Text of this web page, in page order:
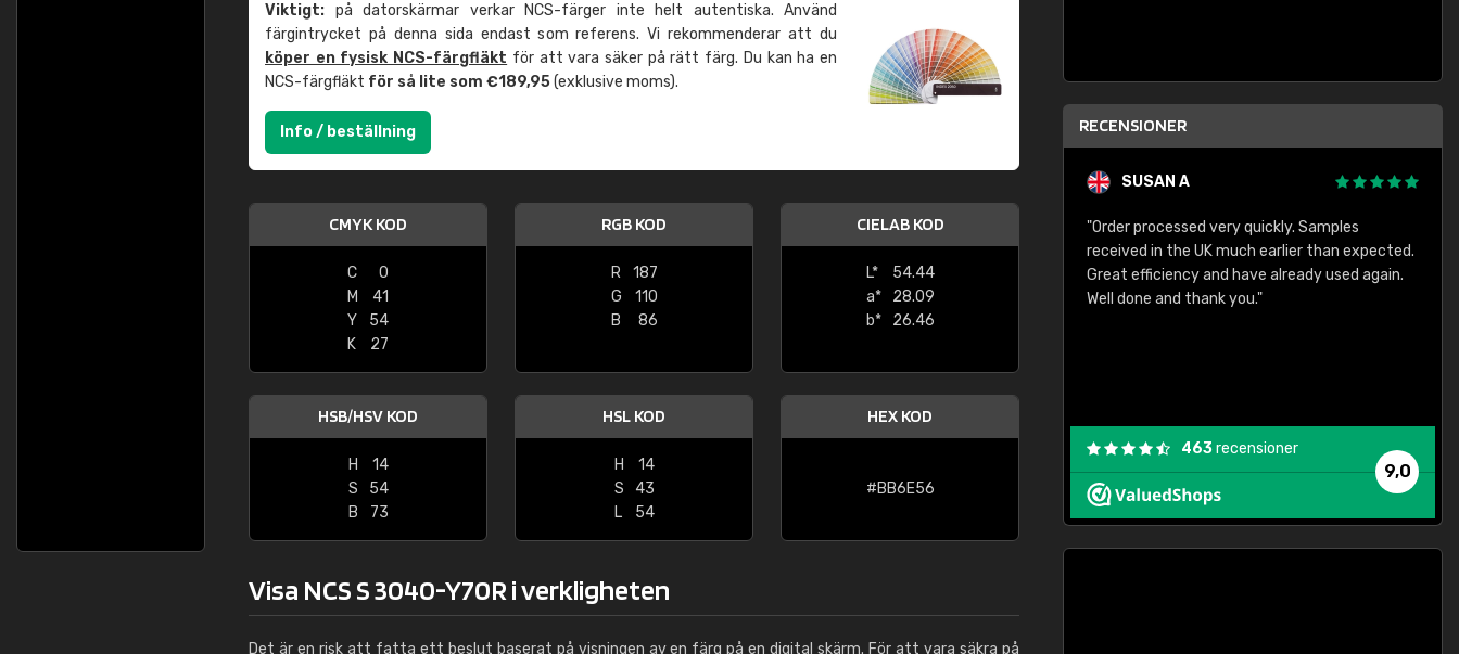
Viktigt: på datorskärmar verkar NCS-färger inte helt autentiska. Använd
färgintrycket på denna sida endast som referens. Vi rekommenderar att du
köper en fysisk NCS-färgfläkt för att vara säker på rätt färg. Du kan ha en
NCS-färgfläkt för så lite som €189,95(exklusive moms).
Info / beställning
CMYK KOD
C
0
M
41
Y
54
K
27
RGB KOD
R
187
G
110
B
86
CIELAB KOD
L*
54.44
a*
28.09
b*
26.46
HSB/HSV KOD
H
14
S
54
B
73
HSL KOD
H
14
S
43
L
54
HEX KOD
#BB6E56
Visa NCS S 3040-Y70R i verkligheten
Det är en risk att fatta ett beslut baserat på visningen av en färg på en digital skärm. För att vara säkra på
RECENSIONER
Windows
"Great product and speedy delivery"
SUSAN A
"Order processed very quickly. Samples
received in the UK much earlier than expected.
Great efficiency and have already used again.
Well done and thank you."
9,0
463recensioner